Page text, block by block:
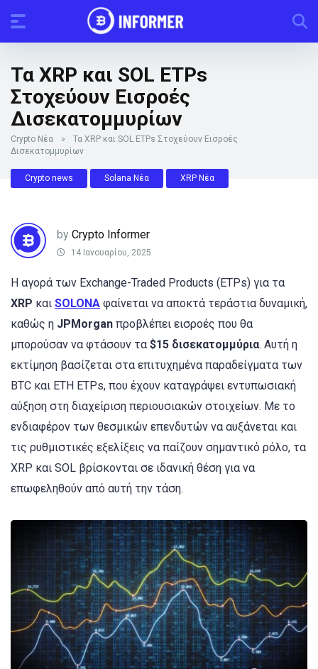
Τα XRP και SOL ETPs
Στοχεύουν Εισροές
Δισεκατομμυρίων
Crypto Νέα »
Τα XRP και SOL ETPs Στοχεύουν Εισροές
Δισεκατομμυρίων
Crypto news Solana Νέα XRP Νέα
by Crypto Informer
14 Ιανουαρίου, 2025
Η αγορά των Exchange-Traded Products (ETPs) για τα
XRP και SOLONA φαίνεται να αποκτά τεράστια δυναμική,
καθώς η JPMorgan προβλέπει εισροές που θα
μπορούσαν να φτάσουν τα $15 δισεκατομμύρια. Αυτή η
εκτίμηση βασίζεται στα επιτυχημένα παραδείγματα των
BTC και ETH ETPs, που έχουν καταγράψει εντυπωσιακή
αύξηση στη διαχείριση περιουσιακών στοιχείων. Με το
ενδιαφέρον των θεσμικών επενδυτών να αυξάνεται και
τις ρυθμιστικές εξελίξεις να παίζουν σημαντικό ρόλο, τα
XRP και SOL βρίσκονται σε ιδανική θέση για να
επωφεληθούν από αυτή την τάση.